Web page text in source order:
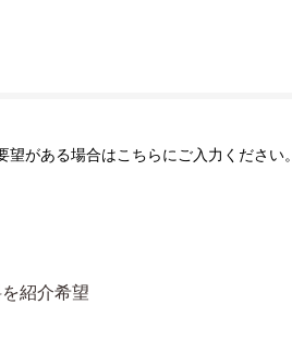
がある場合はこちらにご入力ください。
紹介希望